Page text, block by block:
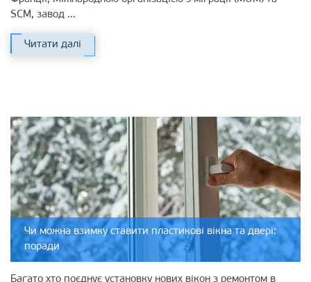
SCM, завод ...
Читати далі
Чи можна взимку ставити пластикові вікна та двері:
поради
Багато хто поєднує установку нових вікон з ремонтом в